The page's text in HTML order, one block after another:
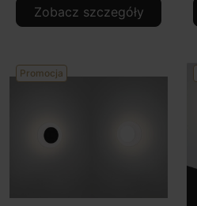
Zobacz szczegóły
Promocja